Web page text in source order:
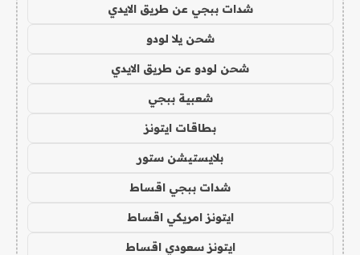
شدات ببجي عن طريق الايدي
شحن يلا لودو
شحن لودو عن طريق الايدي
شعبية ببجي
بطاقات ايتونز
بلايستيشن ستور
شدات ببجي اقساط
ايتونز امريكي اقساط
ايتونز سعودي اقساط